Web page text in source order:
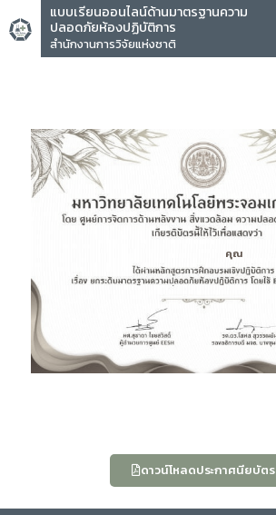
แบบเรียนออนไลน์ด้านมาตรฐานความ
ปลอดภัยห้องปฏิบัติการ
สำนักงานการวิจัยแห่งชาติ
คุณ
ดาวน์โหลดประกาศนียบัตร